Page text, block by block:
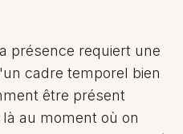
présence requiert une
cadre temporel bien
être présent
au moment où on